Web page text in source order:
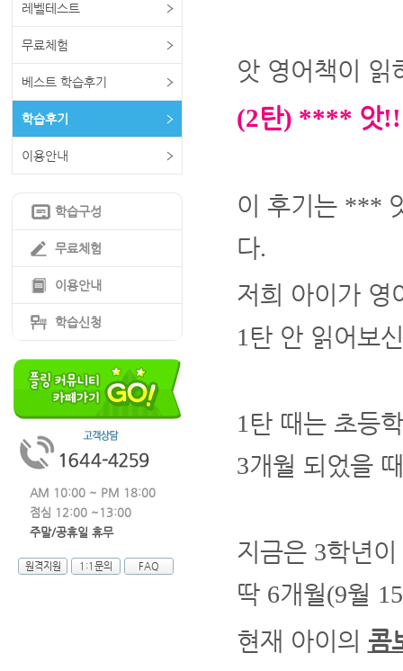
레벨테스트
무료체험
베스트 학습후기
학습후기
이용안내
학습구성
무료체험
이용안내
학습신청
AM 10:00 ~ PM 18:00
점심 12:00 ~13:00
주말/공휴일 휴무
원격지원 1:1문의 FAQ
앗 영어책이 읽
(2탄) **** 앗
이 후기는 ***
다.
저희 아이가 영
1탄 안 읽어보
1 탄 때는 초등
3개월 되었을
지금은 3학년
딱 6개월(9월 15
현재 아이의 콤